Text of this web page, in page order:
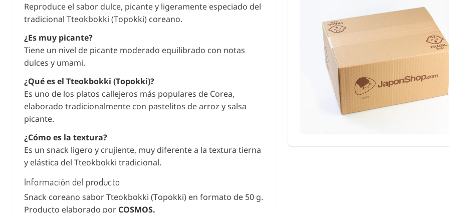
Reproduce el sabor dulce, picante y ligeramente especiado del
tradicional Tteokbokki (Topokki) coreano.
¿Es muy picante?
Tiene un nivel de picante moderado equilibrado con notas
dulces y umami.
¿Qué es el Tteokbokki (Topokki)?
Es uno de los platos callejeros más populares de Corea,
elaborado tradicionalmente con pastelitos de arroz y salsa
picante.
¿Cómo es la textura?
Es un snack ligero y crujiente, muy diferente a la textura tierna
y elástica del Tteokbokki tradicional.
Información del producto
Snack coreano sabor Tteokbokki (Topokki) en formato de 50 g.
Producto elaborado por COSMOS.